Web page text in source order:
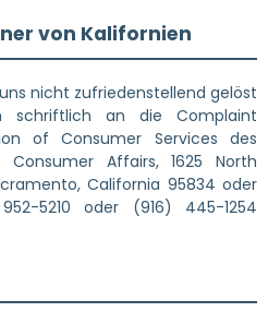
von Kalifornien
nicht zufriedenstellend gelöst
schriftlich an die Complaint
of Consumer Services des
Affairs, 1625 North
California 95834 oder
5210 oder (916) 445-1254